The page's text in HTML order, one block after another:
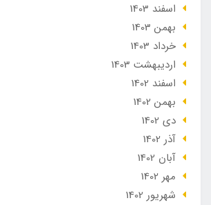
اسفند 1403
بهمن 1403
خرداد 1403
ارديبهشت 1403
اسفند 1402
بهمن 1402
دی 1402
آذر 1402
آبان 1402
مهر 1402
شهریور 1402